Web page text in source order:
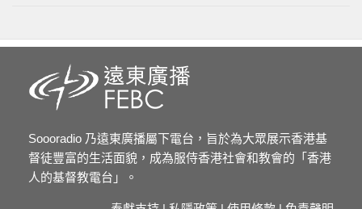
Soooradio 乃遠東廣播屬下電台，旨於為大眾展示香港基
督徒豐富的生活面貌，成為服侍香港社會和教會的「香港
人的基督教電台」。